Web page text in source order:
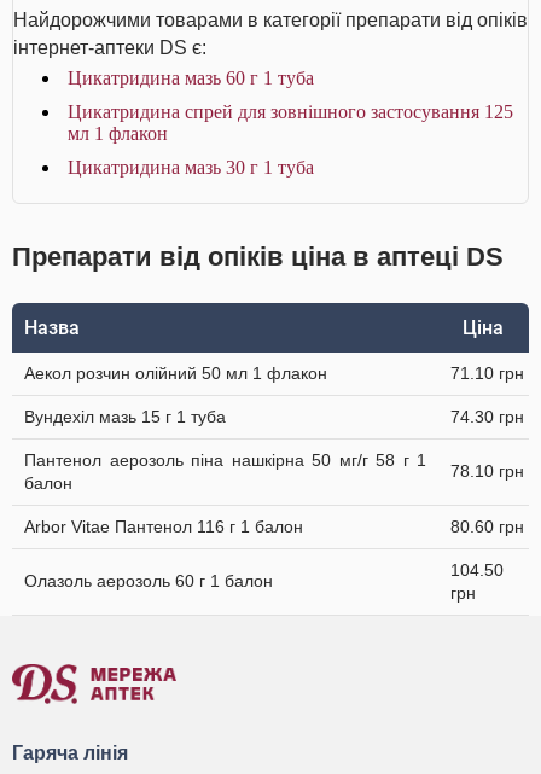
Найдорожчими товарами в категорії препарати від опіків
інтернет-аптеки DS є:
Цикатридина мазь 60 г 1 туба
Цикатридина спрей для зовнішного застосування 125
мл 1 флакон
Цикатридина мазь 30 г 1 туба
Препарати від опіків ціна в аптеці DS
Назва Ціна
Аекол розчин олійний 50 мл 1 флакон 71.10 грн
Вундехіл мазь 15 г 1 туба 74.30 грн
Пантенол аерозоль піна нашкірна 50 мг/г 58 г 1
балон
78.10 грн
Arbor Vitae Пантенол 116 г 1 балон 80.60 грн
Олазоль аерозоль 60 г 1 балон
104.50
грн
Гаряча лінія